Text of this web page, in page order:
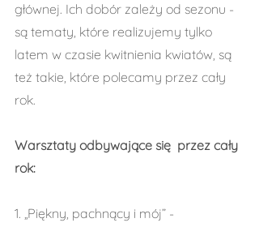
głównej. Ich dobór zależy od sezonu -
są tematy, które realizujemy tylko
latem w czasie kwitnienia kwiatów, są
też takie, które polecamy przez cały
rok.
Warsztaty odbywające się  przez cały
rok:
1. „Piękny, pachnący i mój” -